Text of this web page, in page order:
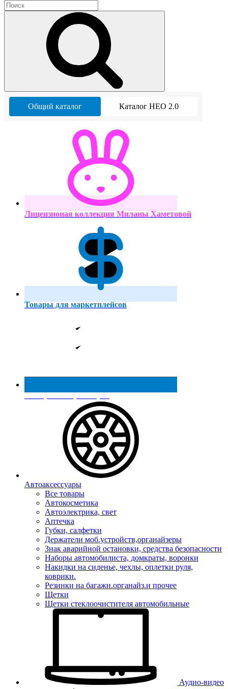
Общий каталог Каталог НЕО 2.0
Лицензионая коллекция Миланы Хаметовой
Товары для маркетплейсов
Реестр МинПромТорга
Автоаксессуары
Все товары
Автокосметика
Автоэлектрика, свет
Аптечка
Губки, салфетки
Держатели моб.устройств,органайзеры
Знак аварийной остановки, средства безопасности
Наборы автомобилиста, домкраты, воронки
Накидки на сиденье, чехлы, оплетки руля,
коврики.
Резинки на багажн.органайз.и прочее
Щетки
Щетки стеклоочистителя автомобильные
Аудио-видео